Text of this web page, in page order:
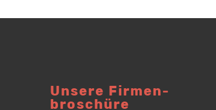
Unsere Firmen­
broschüre